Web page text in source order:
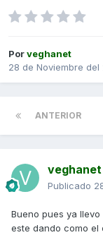
Porveghanet
28 de Noviembre del
ANTERIOR
veghanet
Publicado
Bueno pues ya
este dando como el